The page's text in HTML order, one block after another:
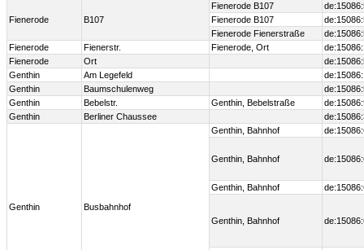
Fienerode B107
Fienerode B107
Fienerode B107
Fienerode Fienerstraße
Fienerode
Fienerstr. Fienerode, Ort
Fienerode
Ort
Genthin
Am Legefeld
Genthin
Baumschulenweg
Genthin
Bebelstr. Genthin, Bebelstraße
Genthin
Berliner Chaussee
Genthin Busbahnhof
Genthin, Bahnhof
Genthin, Bahnhof
Genthin, Bahnhof
Genthin, Bahnhof